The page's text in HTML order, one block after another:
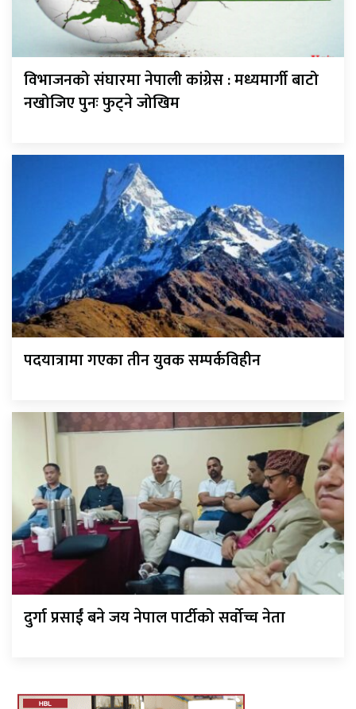
विभाजनको संघारमा नेपाली कांग्रेस : मध्यमार्गी बाटो
नखोजिए पुनः फुट्ने जोखिम
पदयात्रामा गएका तीन युवक सम्पर्कविहीन
दुर्गा प्रसाईं बने जय नेपाल पार्टीको सर्वोच्च नेता